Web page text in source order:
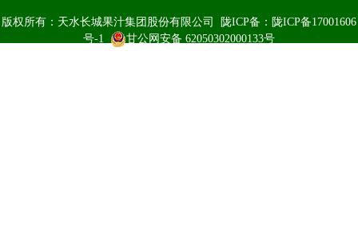
版权所有：天水长城果汁集团股份有限公司 陇ICP备： 陇ICP备17001606
号-1
甘公网安备 62050302000133号